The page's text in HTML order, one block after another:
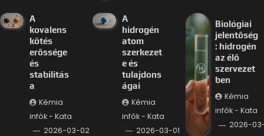
A
kovalens
kötés
erőssége
és
stabilitás
a
Kémia
infók - Kata
2026-03-02
A
hidrogén
atom
szerkezet
e és
tulajdons
ágai
Kémia
infók - Kata
2026-03-01
Biológiai
jelentőség
: hidrogén
az élő
szervezet
ben
Kémia
infók - Kata
2026-